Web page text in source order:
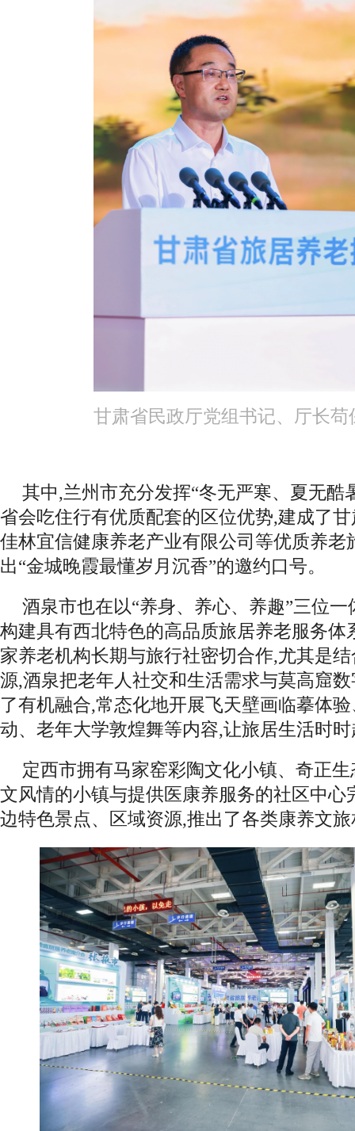
甘肃省民政厅党组书记、厅长苟
其中,兰州市充分发挥“冬无严寒、夏无酷
省会吃住行有优质配套的区位优势,建成了
佳林宜信健康养老产业有限公司等优质养老
出“金城晚霞最懂岁月沉香”的邀约口号。
酒泉市也在以“养身、养心、养趣”三位
构建具有西北特色的高品质旅居养老服务体
家养老机构长期与旅行社密切合作,尤其是
源,酒泉把老年人社交和生活需求与莫高窟
了有机融合,常态化地开展飞天壁画临摹体
动、老年大学敦煌舞等内容,让旅居生活时
定西市拥有马家窑彩陶文化小镇、奇正
文风情的小镇与提供医康养服务的社区中心
边特色景点、区域资源,推出了各类康养文